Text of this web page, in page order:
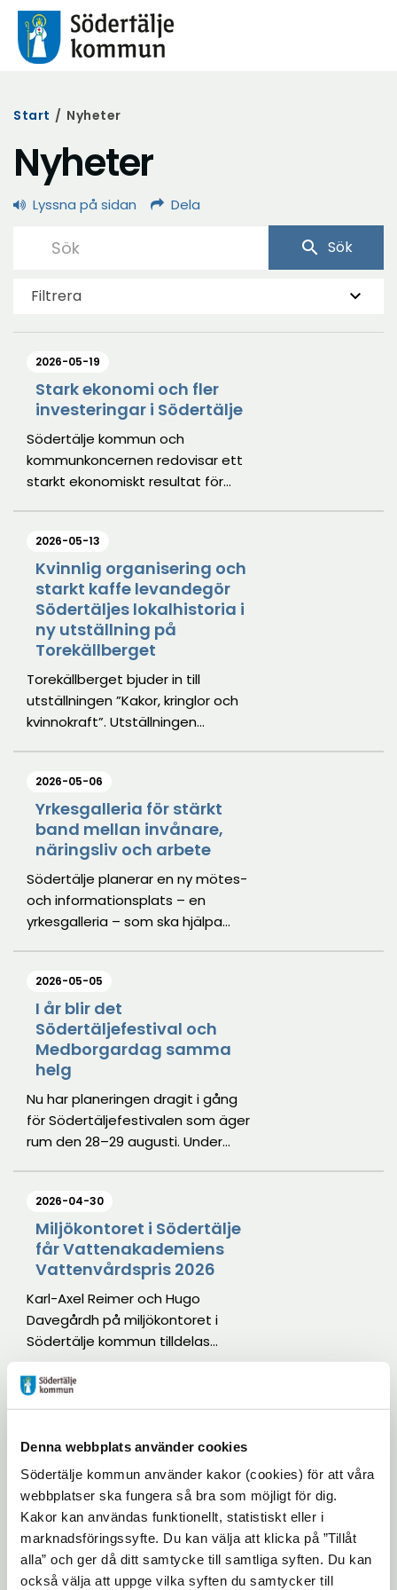
Denna webbplats använder cookies
Södertälje kommun använder kakor (cookies) för att våra
webbplatser ska fungera så bra som möjligt för dig.
Kakor kan användas funktionellt, statistiskt eller i
marknadsföringssyfte. Du kan välja att klicka på ”Tillåt
alla” och ger då ditt samtycke till samtliga syften. Du kan
också välja att uppge vilka syften du samtycker till
Start / Nyheter
Nyheter
Lyssna på sidan Dela
search Sök
Filtrera
2026-05-19
Stark ekonomi och fler
investeringar i Södertälje
Södertälje kommun och
kommunkoncernen redovisar ett
starkt ekonomiskt resultat för
Årsredovisning 2025 som nu är
publicerad på sodertalje.se.
2026-05-13
Kvinnlig organisering och
starkt kaffe levandegör
Södertäljes lokalhistoria i
ny utställning på
Torekällberget
Torekällberget bjuder in till
utställningen ”Kakor, kringlor och
kvinnokraft”. Utställningen
Larsson, som drev verksamheten i
nära femtio år.
2026-05-06
Yrkesgalleria för stärkt
band mellan invånare,
näringsliv och arbete
Södertälje planerar en ny mötes-
och informationsplats – en
yrkesgalleria – som ska hjälpa
arbetslivet.
2026-05-05
I år blir det
Södertäljefestival och
Medborgardag samma
helg
Nu har planeringen dragit i gång
för Södertäljefestivalen som äger
rum den 28–29 augusti. Under
den 29 augusti.
2026-04-30
Miljökontoret i Södertälje
får Vattenakademiens
Vattenvårdspris 2026
Karl-Axel Reimer och Hugo
Davegårdh på miljökontoret i
Södertälje kommun tilldelas
Vattenakademiens
Vattenvårdspris, Årets
vattenvårdare 2026, för sitt
förbättra vattenmiljöer.
Södertälje kommun
Valborg är en uppskattad
tradition som firas på flera platser
i Södertälje. Kommunen
arrangerar ett större firande i
Stadsparken, men det finns också
många andra firanden i olika
2026-04-27